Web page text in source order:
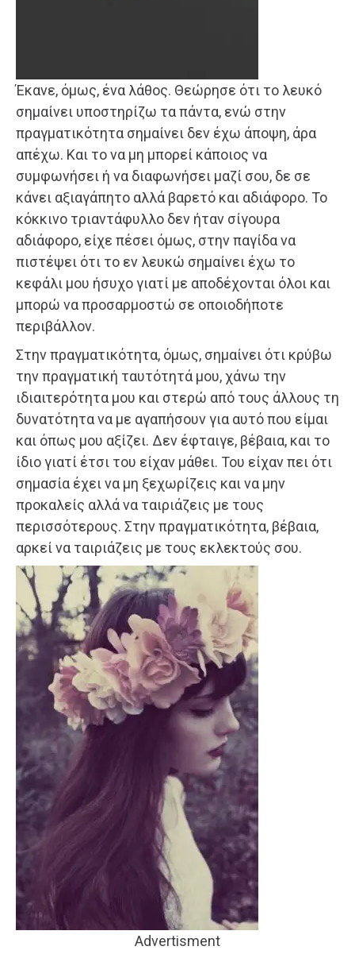
Έκανε, όμως, ένα λάθος. Θεώρησε ότι το λευκό
σημαίνει υποστηρίζω τα πάντα, ενώ στην
πραγματικότητα σημαίνει δεν έχω άποψη, άρα
απέχω. Και το να μη μπορεί κάποιος να
συμφωνήσει ή να διαφωνήσει μαζί σου, δε σε
κάνει αξιαγάπητο αλλά βαρετό και αδιάφορο. Το
κόκκινο τριαντάφυλλο δεν ήταν σίγουρα
αδιάφορο, είχε πέσει όμως, στην παγίδα να
πιστέψει ότι το εν λευκώ σημαίνει έχω το
κεφάλι μου ήσυχο γιατί με αποδέχονται όλοι και
μπορώ να προσαρμοστώ σε οποιοδήποτε
περιβάλλον.
Στην πραγματικότητα, όμως, σημαίνει ότι κρύβω
την πραγματική ταυτότητά μου, χάνω την
ιδιαιτερότητα μου και στερώ από τους άλλους τη
δυνατότητα να με αγαπήσουν για αυτό που είμαι
και όπως μου αξίζει. Δεν έφταιγε, βέβαια, και το
ίδιο γιατί έτσι του είχαν μάθει. Του είχαν πει ότι
σημασία έχει να μη ξεχωρίζεις και να μην
προκαλείς αλλά να ταιριάζεις με τους
περισσότερους. Στην πραγματικότητα, βέβαια,
αρκεί να ταιριάζεις με τους εκλεκτούς σου.
Advertisment